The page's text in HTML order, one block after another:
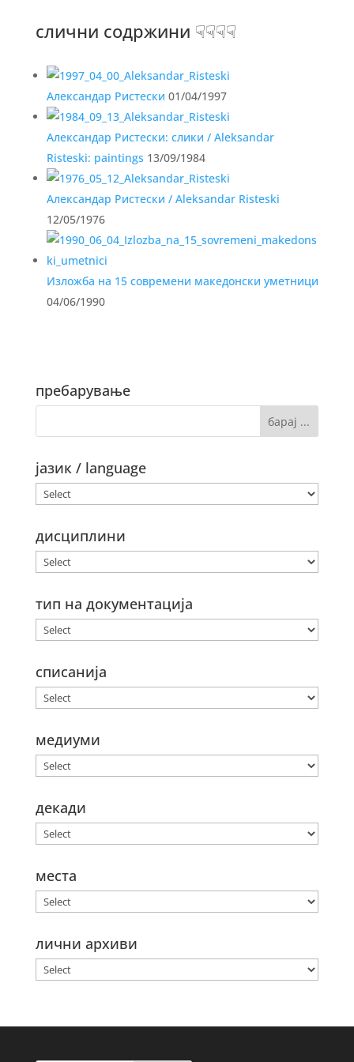
слични содржини ☟☟☟☟
Александар Ристески 01/04/1997
Александар Ристески: слики / Aleksandar
Risteski: paintings 13/09/1984
Александар Ристески / Aleksandar Risteski
12/05/1976
Изложба на 15 современи македонски уметници
04/06/1990
пребарување
јазик / language
дисциплини
тип на документација
списанија
медиуми
декади
места
лични архиви